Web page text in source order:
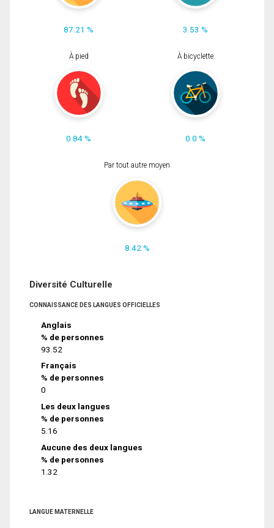
87.21 % 3.53 %
À pied
0.84 %
À bicyclette
0.0 %
Par tout autre moyen
8.42 %
Diversité Culturelle
CONNAISSANCE DES LANGUES OFFICIELLES
Anglais
% de personnes
93.52
Français
% de personnes
0
Les deux langues
% de personnes
5.16
Aucune des deux langues
% de personnes
1.32
LANGUE MATERNELLE